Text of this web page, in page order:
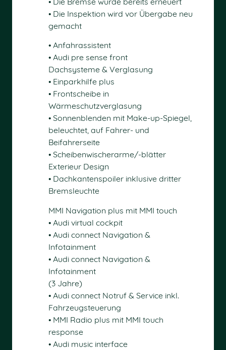
• Die Inspektion wird vor Übergabe neu
gemacht
• Anfahrassistent
• Audi pre sense front
Dachsysteme & Verglasung
• Einparkhilfe plus
• Frontscheibe in
Wärmeschutzverglasung
• Sonnenblenden mit Make-up-Spiegel,
beleuchtet, auf Fahrer- und
Beifahrerseite
• Scheibenwischerarme/-blätter
Exterieur Design
• Dachkantenspoiler inklusive dritter
Bremsleuchte
MMI Navigation plus mit MMI touch
• Audi virtual cockpit
• Audi connect Navigation &
Infotainment
• Audi connect Navigation &
Infotainment
(3 Jahre)
• Audi connect Notruf & Service inkl.
Fahrzeugsteuerung
• MMI Radio plus mit MMI touch
response
• Audi music interface